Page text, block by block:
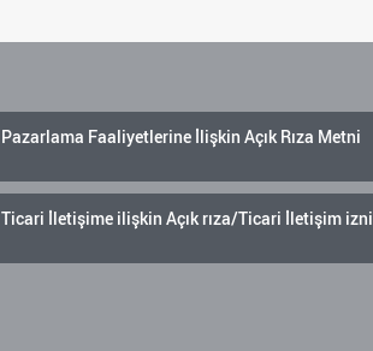
Pazarlama Faaliyetlerine İlişkin Açık Rıza Metni
Ticari İletişime ilişkin Açık rıza/Ticari İletişim izni